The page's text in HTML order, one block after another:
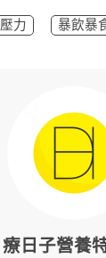
壓力 暴飲暴
療日子營養